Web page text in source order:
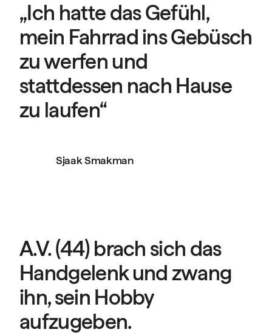
„Ich hatte das Gefühl,
mein Fahrrad ins Gebüsch
zu werfen und
stattdessen nach Hause
zu laufen“
Sjaak Smakman
A.V. (44) brach sich das
Handgelenk und zwang
ihn, sein Hobby
aufzugeben.